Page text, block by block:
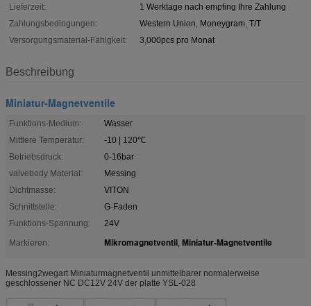
Lieferzeit:
1 Werktage nach empfing Ihre Zahlung
Zahlungsbedingungen:
Western Union, Moneygram, T/T
Versorgungsmaterial-Fähigkeit:
3,000pcs pro Monat
Beschreibung
Miniatur-Magnetventile
Funktions-Medium:
Wasser
Mittlere Temperatur:
-10 | 120℃
Betriebsdruck:
0-16bar
valvebody Material:
Messing
Dichtmasse:
VITON
Schnittstelle:
G-Faden
Funktions-Spannung:
24V
Markieren:
Mikromagnetventil, Miniatur-Magnetventile
Messing2wegart Miniaturmagnetventil unmittelbarer normalerweise
geschlossener NC DC12V 24V der platte YSL-028